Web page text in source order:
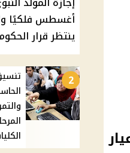
مصر وعيار
أغسطس فلكيًا
ينتظر قرار
2